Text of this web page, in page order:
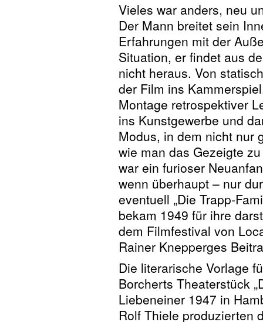
Vieles war anders, neu
Der Mann breitet sein
Erfahrungen mit der
Situation, er findet aus
nicht heraus. Von
der Film ins
Montage retrospektiver
ins Kunstgewerbe und
Modus, in dem nicht nur
wie man das Gezeigte
war ein furioser
wenn überhaupt – nur
eventuell „Die Trapp-
bekam 1949 für ihre
dem Filmfestival von
Rainer Knepperges
Die literarische Vorlage
Borcherts Theaterstück
Liebeneiner 1947 in
Rolf Thiele produzierten